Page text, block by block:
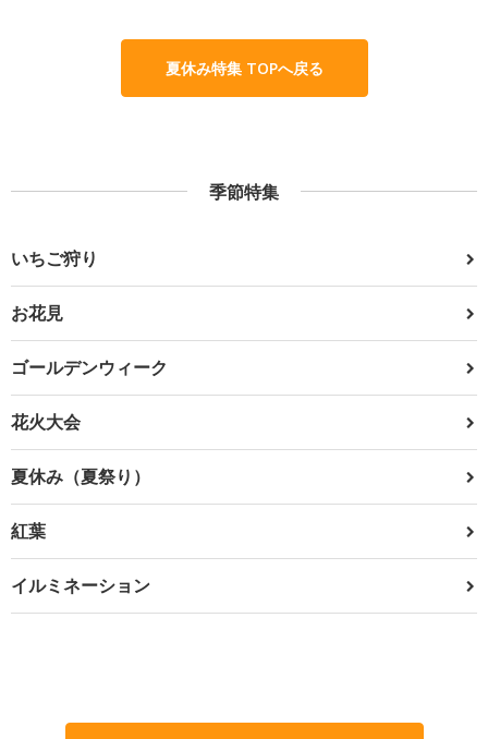
夏休み特集 TOPへ戻る
季節特集
いちご狩り
お花見
ゴールデンウィーク
花火大会
夏休み（夏祭り）
紅葉
イルミネーション